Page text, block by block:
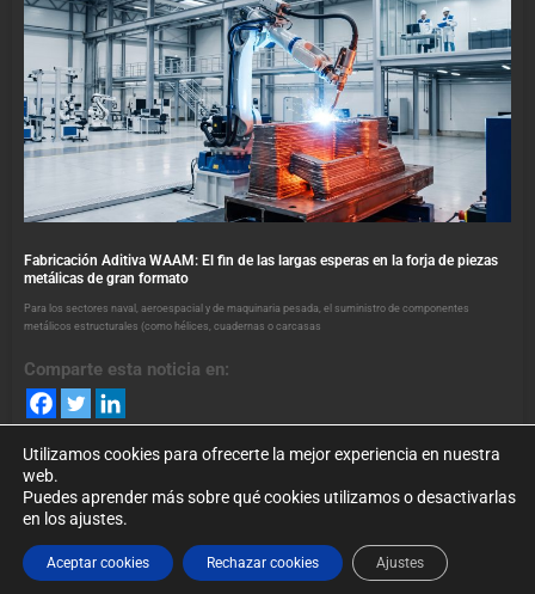
Fabricación Aditiva WAAM: El fin de las largas esperas en la forja de piezas
metálicas de gran formato
Para los sectores naval, aeroespacial y de maquinaria pesada, el suministro de componentes
metálicos estructurales (como hélices, cuadernas o carcasas
Comparte esta noticia en:
©2024. foroindustria40.es Todos los Derechos Reservados. Puede
conocer nuestrapolítica de privacidad.
Utilizamos cookies para ofrecerte la mejor experiencia en nuestra
web.
Puedes aprender más sobre qué cookies utilizamos o desactivarlas
en los ajustes.
Aceptar cookies Rechazar cookies Ajustes